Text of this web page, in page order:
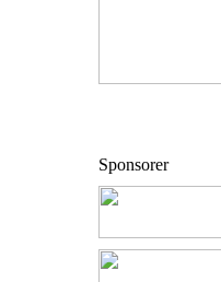
Sponsorer